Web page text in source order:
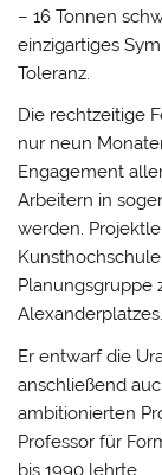
– 16 Tonnen
einzigartiges
Toleranz.
Die rechtzeitige
nur neun
Engagement
Arbeitern in
werden.
Planungsgruppe
Alexanderplatzes.
Er entwarf die
anschließend
ambitionierten
Professor für
bis 1990 lehrte.